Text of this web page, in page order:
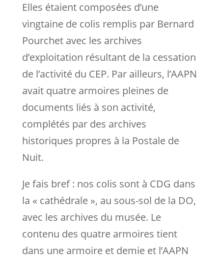
Elles étaient composées d’une
vingtaine de colis remplis par Bernard
Pourchet avec les archives
d’exploitation résultant de la cessation
de l’activité du CEP. Par ailleurs, l’AAPN
avait quatre armoires pleines de
documents liés à son activité,
complétés par des archives
historiques propres à la Postale de
Nuit.
Je fais bref : nos colis sont à CDG dans
la « cathédrale », au sous-sol de la DO,
avec les archives du musée. Le
contenu des quatre armoires tient
dans une armoire et demie et l’AAPN